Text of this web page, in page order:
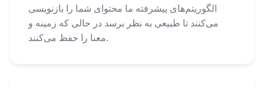
الگوریتم‌های پیشرفته ما محتوای شما را بازنویسی
می‌کنند تا طبیعی به نظر برسد در حالی که زمینه و
معنا را حفظ می‌کنند.